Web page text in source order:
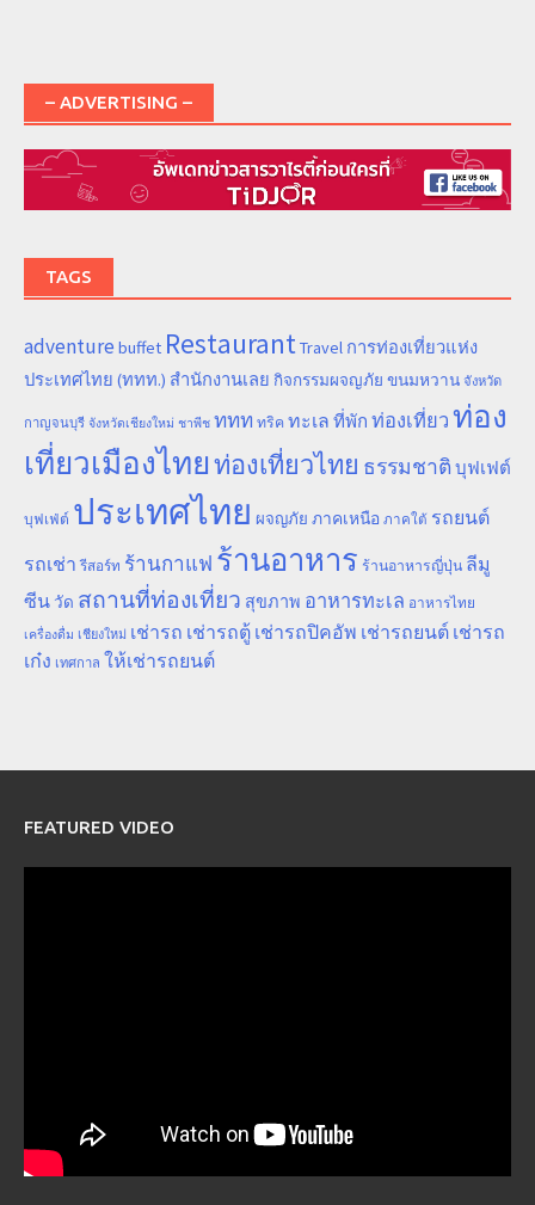
– ADVERTISING –
TAGS
adventure buffet RestaurantTravel การท่องเที่ยวแห่ง
ประเทศไทย (ททท.) สำนักงานเลย กิจกรรมผจญภัย ขนมหวาน จังหวัด
กาญจนบุรี จังหวัดเชียงใหม่ ชาพีช ททท ทริค ทะเล ที่พัก ท่องเที่ยวท่อง
เที่ยวเมืองไทยท่องเที่ยวไทย ธรรมชาติ บุฟเฟต์
บุฟเฟ่ต์ ประเทศไทย ผจญภัย ภาคเหนือ ภาคใต้ รถยนต์
รถเช่า รีสอร์ท ร้านกาแฟ ร้านอาหาร ร้านอาหารญี่ปุ่น ลีมู
ซีน วัด สถานที่ท่องเที่ยว สุขภาพ อาหารทะเล อาหารไทย
เครื่องดื่ม เชียงใหม่ เช่ารถ เช่ารถตู้ เช่ารถปิคอัพ เช่ารถยนต์ เช่ารถ
เก๋ง เทศกาล ให้เช่ารถยนต์
FEATURED VIDEO